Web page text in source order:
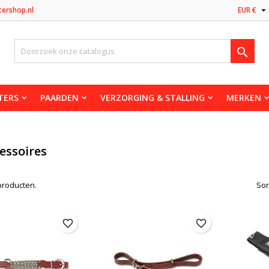
EUR € 

PAARDEN VERZORGING & STALLING MERKEN
favorite_border favorite_border